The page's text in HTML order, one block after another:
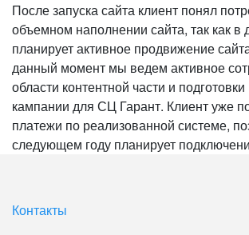
После запуска сайта клиент понял
объемном наполнении сайта, так как
планирует активное продвижение
данный момент мы ведем активное
области контентной части и
кампании для СЦ Гарант. Клиент уже
платежи по реализованной системе,
следующем году планирует
Контакты